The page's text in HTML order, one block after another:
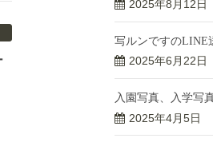
2025年8月12日
写ルンですのLINE
2025年6月22日
入園写真、入学写
2025年4月5日